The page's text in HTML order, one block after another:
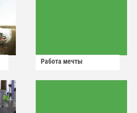
Работа мечты